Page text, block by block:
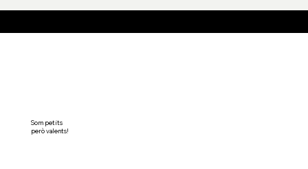
Som petits
però valents!